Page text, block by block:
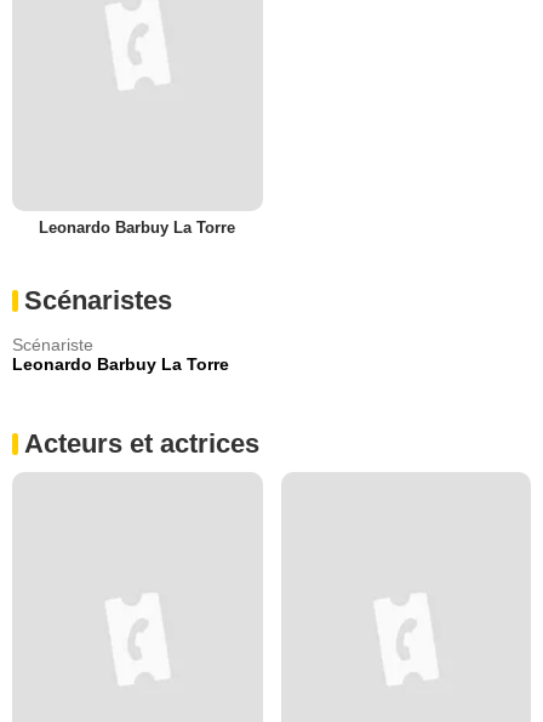
Leonardo Barbuy La Torre
Scénaristes
Scénariste
Leonardo Barbuy La Torre
Acteurs et actrices